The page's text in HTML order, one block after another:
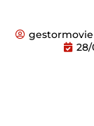
gestormovie
28/